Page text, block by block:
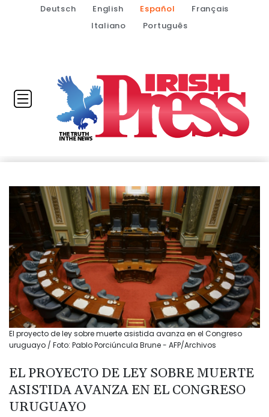
Deutsch English Español
Français
Italiano
Português
El proyecto de ley sobre muerte asistida avanza en el Congreso
uruguayo / Foto: Pablo Porciúncula Brune - AFP/Archivos
EL PROYECTO DE LEY SOBRE MUERTE
ASISTIDA AVANZA EN EL CONGRESO
URUGUAYO